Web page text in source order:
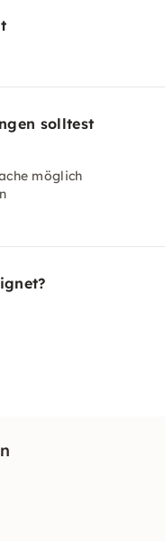
solltest
möglich